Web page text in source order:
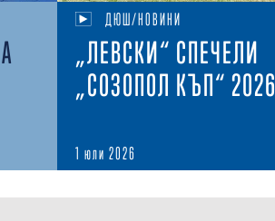
ДЮШ/НОВИНИ
„ЛЕВСКИ“ СПЕЧЕЛИ
„СОЗОПОЛ КЪП“ 2026
1 юли 2026